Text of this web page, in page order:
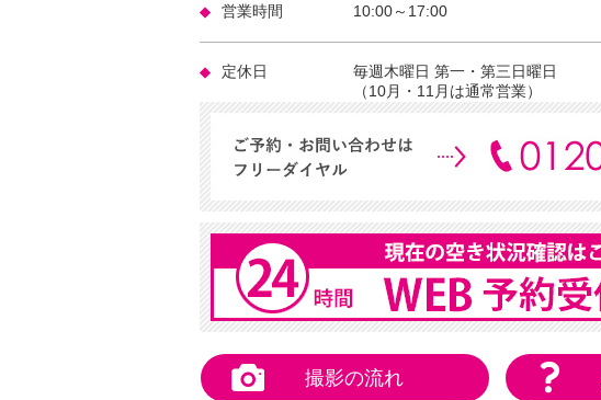
営業時間 10:00～17:00
定休日
毎週木曜日 第一・第三日曜日
（10月・11月は通常営業）
撮影の流れ